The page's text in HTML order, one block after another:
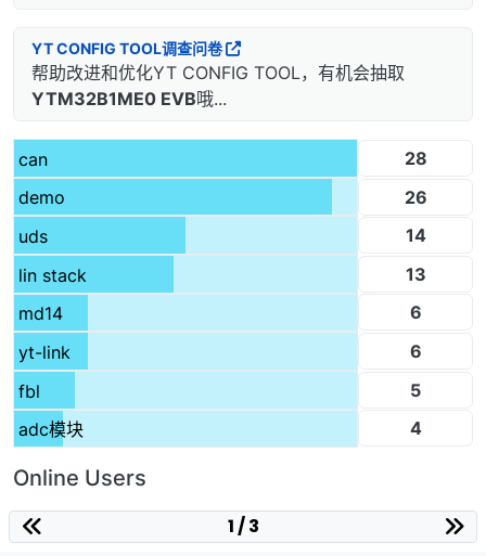
YT CONFIG TOOL调查问卷
帮助改进和优化YT CONFIG TOOL，有机会抽取
YTM32B1ME0 EVB哦...
can
28
demo
26
uds
14
lin stack
13
md14
6
yt-link
6
fbl
5
adc模块
4
Online Users
1 / 3